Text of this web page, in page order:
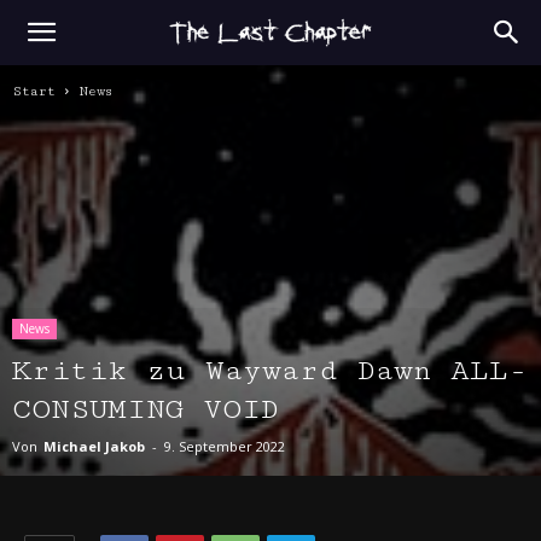
Start News
News
Kritik zu Wayward Dawn ALL-
CONSUMING VOID
Von Michael Jakob - 9. September 2022